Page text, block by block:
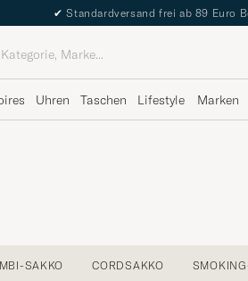
✔ Standardversand frei ab 89 Euro
Uhren Taschen Lifestyle Marken
SAKKO CORDSAKKO